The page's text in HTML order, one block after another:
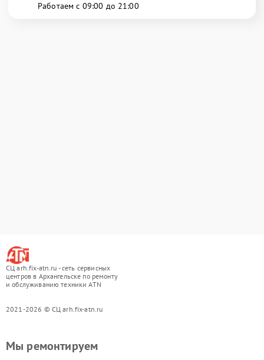
Работаем с 09:00 до 21:00
СЦ arh.fix-atn.ru - сеть сервисных
центров в Архангельске по ремонту
и обслуживанию техники ATN
2021-2026 © СЦ arh.fix-atn.ru
Мы ремонтируем